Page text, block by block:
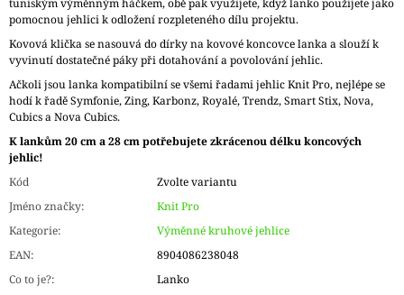
tuniským výměnným háčkem, obě pak využijete, když lanko použijete jako
pomocnou jehlici k odložení rozpleteného dílu projektu.
Kovová klička se nasouvá do dírky na kovové koncovce lanka a slouží k
vyvinutí dostatečné páky při dotahování a povolování jehlic.
Ačkoli jsou lanka kompatibilní se všemi řadami jehlic Knit Pro, nejlépe se
hodí k řadě Symfonie, Zing, Karbonz, Royalé, Trendz, Smart Stix, Nova,
Cubics a Nova Cubics.
K lankům 20 cm a 28 cm potřebujete zkrácenou délku koncových
jehlic!
Kód
Zvolte variantu
Jméno značky:
Knit Pro
Kategorie:
Výměnné kruhové jehlice
EAN:
8904086238048
Co to je?: Lanko